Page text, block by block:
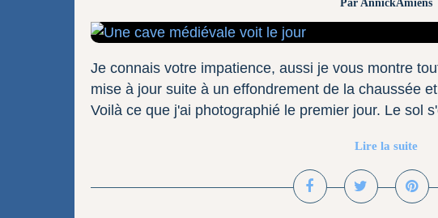
Par AnnickAmiens
Je connais votre impatience, aussi je vous montre
mise à jour suite à un effondrement de la chaussée
Voilà ce que j'ai photographié le premier jour. Le sol
Lire la suite